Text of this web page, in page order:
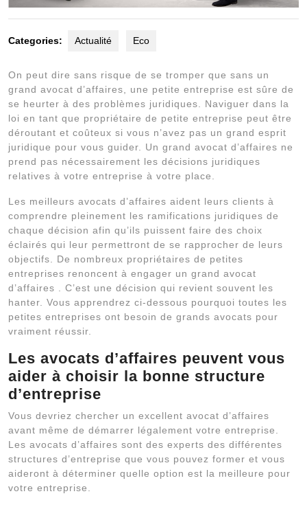
Categories: Actualité Eco
On peut dire sans risque de se tromper que sans un
grand avocat d’affaires, une petite entreprise est sûre de
se heurter à des problèmes juridiques. Naviguer dans la
loi en tant que propriétaire de petite entreprise peut être
déroutant et coûteux si vous n’avez pas un grand esprit
juridique pour vous guider. Un grand avocat d’affaires ne
prend pas nécessairement les décisions juridiques
relatives à votre entreprise à votre place.
Les meilleurs avocats d’affaires aident leurs clients à
comprendre pleinement les ramifications juridiques de
chaque décision afin qu’ils puissent faire des choix
éclairés qui leur permettront de se rapprocher de leurs
objectifs. De nombreux propriétaires de petites
entreprises renoncent à engager un grand avocat
d’affaires . C’est une décision qui revient souvent les
hanter. Vous apprendrez ci-dessous pourquoi toutes les
petites entreprises ont besoin de grands avocats pour
vraiment réussir.
Les avocats d’affaires peuvent vous
aider à choisir la bonne structure
d’entreprise
Vous devriez chercher un excellent avocat d’affaires
avant même de démarrer légalement votre entreprise.
Les avocats d’affaires sont des experts des différentes
structures d’entreprise que vous pouvez former et vous
aideront à déterminer quelle option est la meilleure pour
votre entreprise.